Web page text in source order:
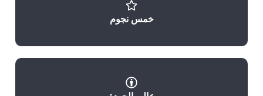
خمس نجوم